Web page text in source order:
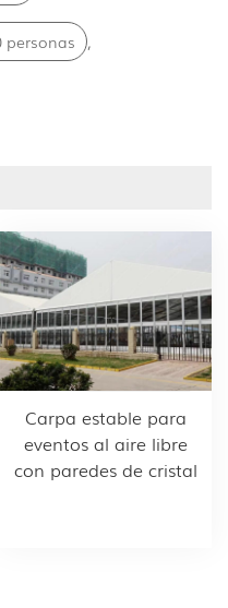
personas ,
Carpa estable para
eventos al aire libre
con paredes de cristal